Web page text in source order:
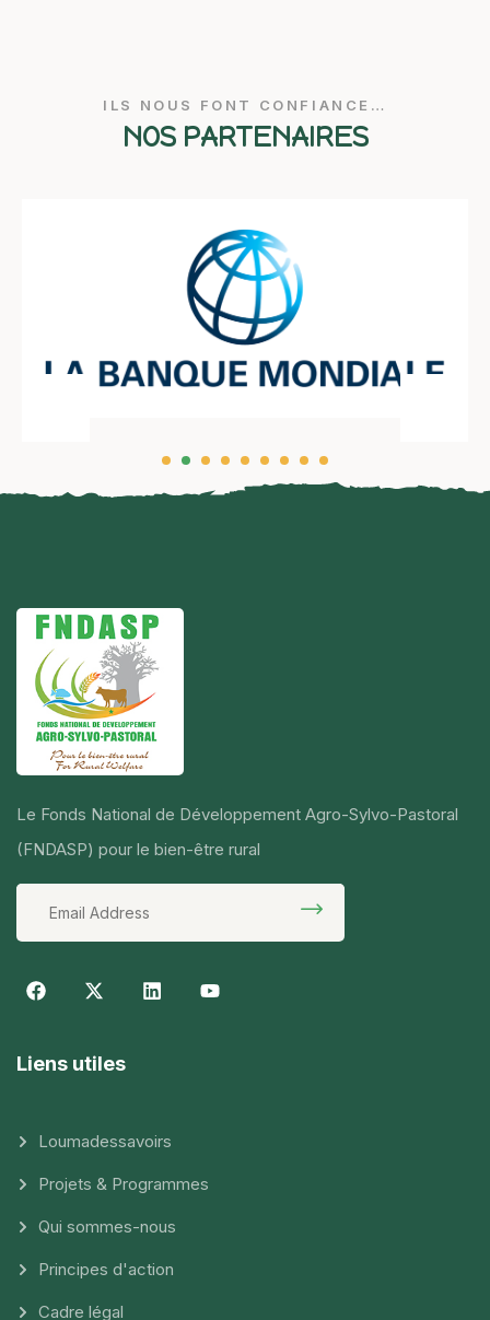
ILS NOUS FONT CONFIANCE…
NOS PARTENAIRES
Le Fonds National de Développement Agro-Sylvo-Pastoral
(FNDASP) pour le bien-être rural
Liens utiles
Loumadessavoirs
Projets & Programmes
Qui sommes-nous
Principes d'action
Cadre légal